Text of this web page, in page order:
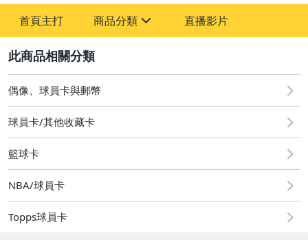
首頁主打 商品分類
偶像、球員卡與郵幣
直播影片
偶像、球員卡與郵幣
球員卡/其他收藏卡
籃球卡
NBA/球員卡
Topps球員卡